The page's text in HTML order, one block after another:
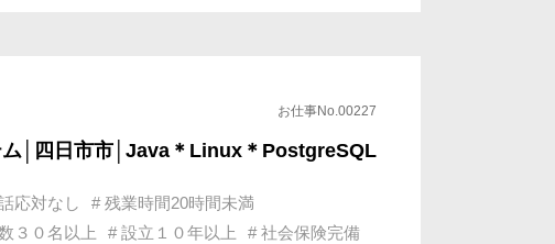
お仕事No.00227
ム│四日市市│Java＊Linux＊PostgreSQL
応対なし
# 残業時間20時間未満
３０名以上 # 設立１０年以上
# 社会保険完備